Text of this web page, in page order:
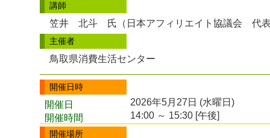
講師
笠井 北斗 氏（日本アフィリエイト協議会 代
主催者
鳥取県消費生活センター
開催日時
開催日
2026年5月27日 (水曜日)
開催時間
14:00 ～ 15:30 [午後]
開催場所